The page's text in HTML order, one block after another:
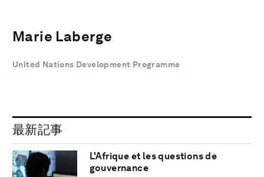
Marie Laberge
United Nations Development Programme
最新記事
L'Afrique et les questions de
gouvernance